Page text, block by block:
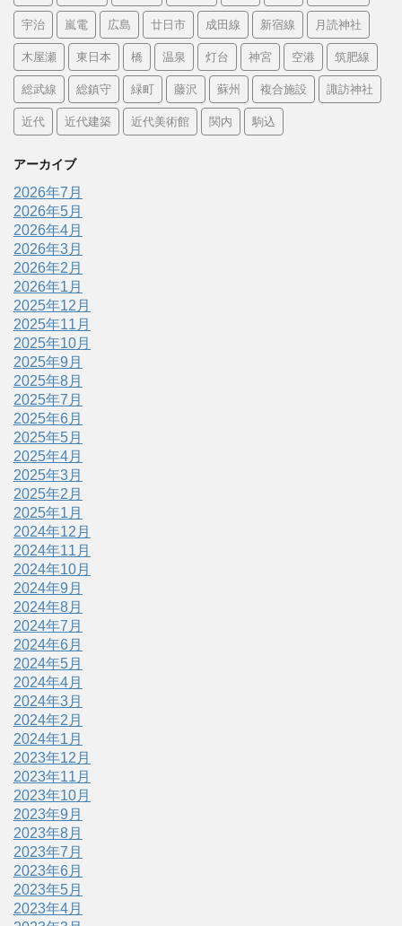
宇治 嵐電 広島 廿日市 成田線 新宿線 月読神社
木屋瀬 東日本 橋 温泉 灯台 神宮 空港 筑肥線
総武線 総鎮守 緑町 藤沢 蘇州 複合施設 諏訪神社
近代 近代建築 近代美術館 関内 駒込
アーカイブ
2026年7月
2026年5月
2026年4月
2026年3月
2026年2月
2026年1月
2025年12月
2025年11月
2025年10月
2025年9月
2025年8月
2025年7月
2025年6月
2025年5月
2025年4月
2025年3月
2025年2月
2025年1月
2024年12月
2024年11月
2024年10月
2024年9月
2024年8月
2024年7月
2024年6月
2024年5月
2024年4月
2024年3月
2024年2月
2024年1月
2023年12月
2023年11月
2023年10月
2023年9月
2023年8月
2023年7月
2023年6月
2023年5月
2023年4月